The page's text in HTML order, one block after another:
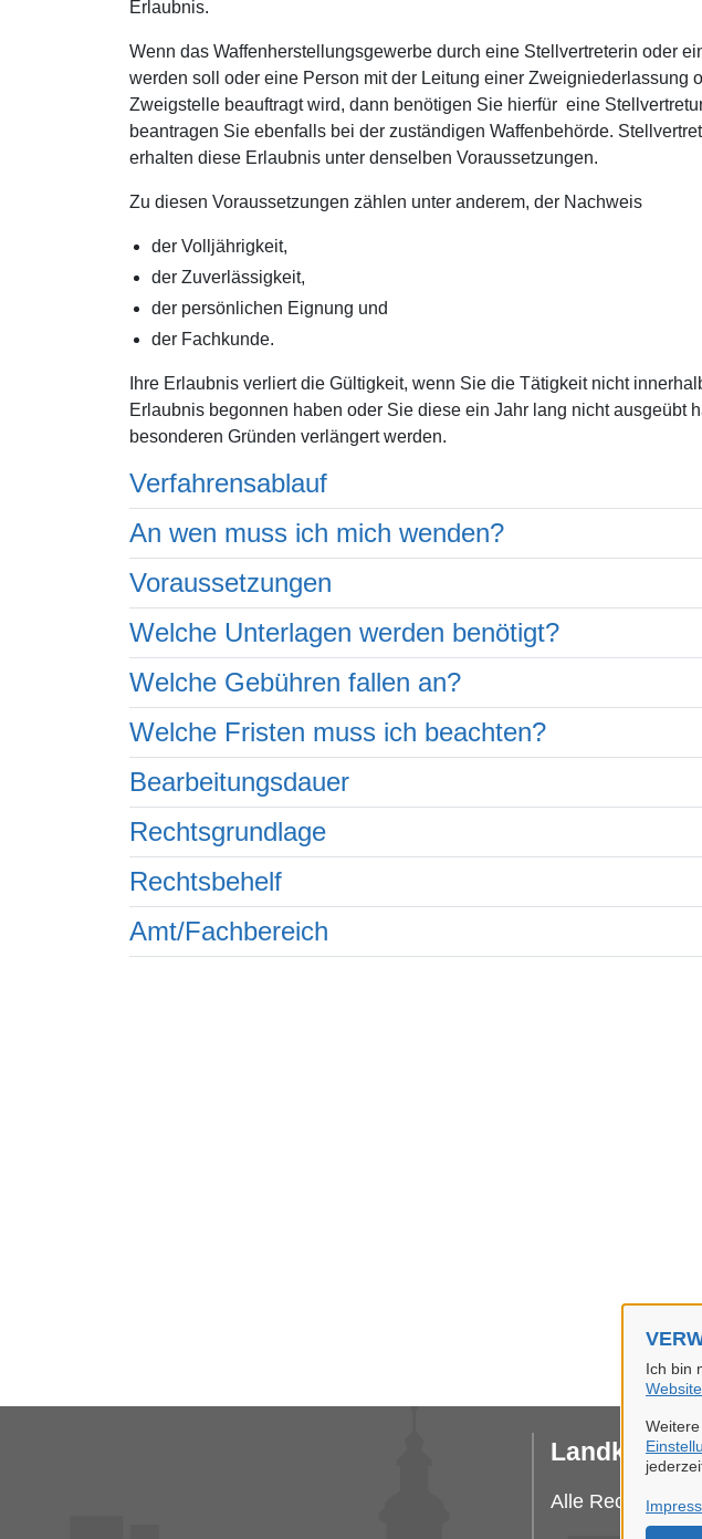
Ich bin
Erlaubnis.
Wenn das Waffenherstellungsgewerbe durch eine Stellvertreterin oder
werden soll oder eine Person mit der Leitung einer Zweigniederlassung
Zweigstelle beauftragt wird, dann benötigen Sie hierfür eine
beantragen Sie ebenfalls bei der zuständigen Waffenbehörde.
erhalten diese Erlaubnis unter denselben Voraussetzungen.
Zu diesen Voraussetzungen zählen unter anderem, der Nachweis
der Volljährigkeit,
der Zuverlässigkeit,
der persönlichen Eignung und
der Fachkunde.
Ihre Erlaubnis verliert die Gültigkeit, wenn Sie die Tätigkeit nicht
Erlaubnis begonnen haben oder Sie diese ein Jahr lang nicht ausgeübt
besonderen Gründen verlängert werden.
Verfahrensablauf
An wen muss ich mich wenden?
Voraussetzungen
Welche Unterlagen werden benötigt?
Welche Gebühren fallen an?
Welche Fristen muss ich beachten?
Bearbeitungsdauer
Rechtsgrundlage
Rechtsbehelf
Amt/Fachbereich
Landkreis
Alle Rechte